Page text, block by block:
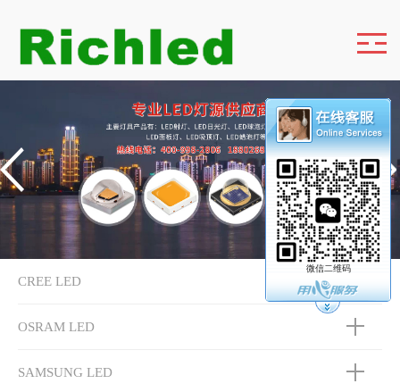
微信二维码
CREE LED
OSRAM LED
SAMSUNG LED